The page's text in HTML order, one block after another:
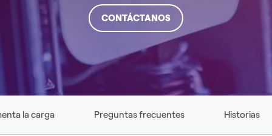
CONTÁCTANOS
la carga Preguntas frecuentes Historias